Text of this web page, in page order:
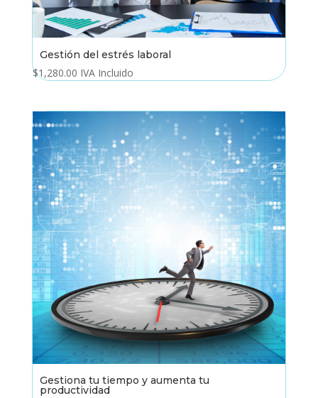
Gestión del estrés laboral
$1,280.00 IVA Incluido
Gestiona tu tiempo y aumenta tu
productividad